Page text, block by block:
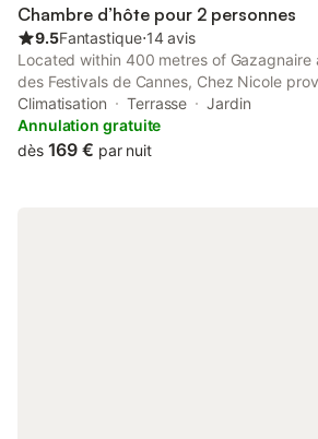
Chambre d’hôte pour 2 personnes
9.5Fantastique⋅14 avis
Located within 400 metres of Gazagnaire
des Festivals de Cannes, Chez Nicole
conditioning and a private bathroom in
offers access to a terrace and free private
Climatisation Terrasse
Jardin
Annulation gratuite
dès 169 € par nuit